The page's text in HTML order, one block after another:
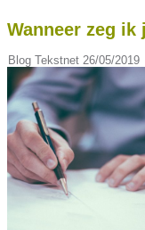
Wanneer zeg ik
Blog Tekstnet 26/05/2019